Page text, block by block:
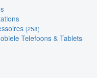
(258)
Telefoons & Tablets